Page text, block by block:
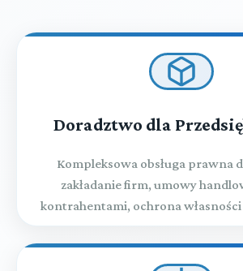
Doradztwo dla
Kompleksowa obsługa prawna
zakładanie firm, umowy
kontrahentami, ochrona